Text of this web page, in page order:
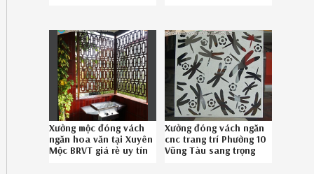
Xưởng mộc đóng vách
ngăn hoa văn tại Xuyên
Mộc BRVT giá rẻ uy tín
Xưởng đóng vách ngăn
cnc trang trí Phường 10
Vũng Tàu sang trọng